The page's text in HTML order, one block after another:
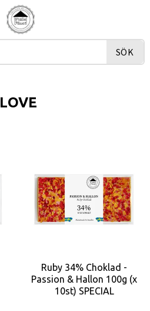
SÖK
LOVE
Ruby 34% Choklad -
Passion & Hallon 100g (x
10st) SPECIAL